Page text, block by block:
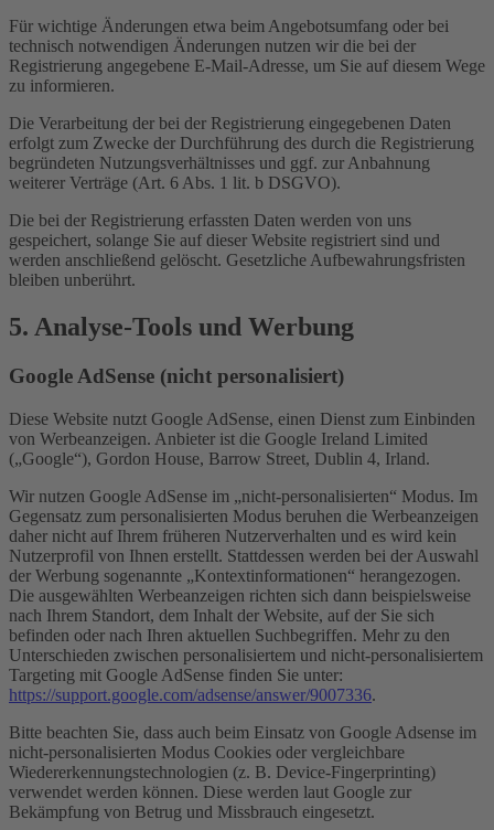
Für wichtige Änderungen etwa beim Angebotsumfang oder bei
technisch notwendigen Änderungen nutzen wir die bei der
Registrierung angegebene E-Mail-Adresse, um Sie auf diesem Wege
zu informieren.
Die Verarbeitung der bei der Registrierung eingegebenen Daten
erfolgt zum Zwecke der Durchführung des durch die Registrierung
begründeten Nutzungsverhältnisses und ggf. zur Anbahnung
weiterer Verträge (Art. 6 Abs. 1 lit. b DSGVO).
Die bei der Registrierung erfassten Daten werden von uns
gespeichert, solange Sie auf dieser Website registriert sind und
werden anschließend gelöscht. Gesetzliche Aufbewahrungsfristen
bleiben unberührt.
5. Analyse-Tools und Werbung
Google AdSense (nicht personalisiert)
Diese Website nutzt Google AdSense, einen Dienst zum Einbinden
von Werbeanzeigen. Anbieter ist die Google Ireland Limited
(„Google“), Gordon House, Barrow Street, Dublin 4, Irland.
Wir nutzen Google AdSense im „nicht-personalisierten“ Modus. Im
Gegensatz zum personalisierten Modus beruhen die Werbeanzeigen
daher nicht auf Ihrem früheren Nutzerverhalten und es wird kein
Nutzerprofil von Ihnen erstellt. Stattdessen werden bei der Auswahl
der Werbung sogenannte „Kontextinformationen“ herangezogen.
Die ausgewählten Werbeanzeigen richten sich dann beispielsweise
nach Ihrem Standort, dem Inhalt der Website, auf der Sie sich
befinden oder nach Ihren aktuellen Suchbegriffen. Mehr zu den
Unterschieden zwischen personalisiertem und nicht-personalisiertem
Targeting mit Google AdSense finden Sie unter:
https://support.google.com/adsense/answer/9007336.
Bitte beachten Sie, dass auch beim Einsatz von Google Adsense im
nicht-personalisierten Modus Cookies oder vergleichbare
Wiedererkennungstechnologien (z. B. Device-Fingerprinting)
verwendet werden können. Diese werden laut Google zur
Bekämpfung von Betrug und Missbrauch eingesetzt.